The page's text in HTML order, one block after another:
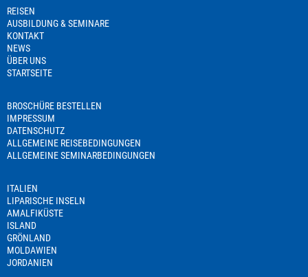
REISEN
AUSBILDUNG & SEMINARE
KONTAKT
NEWS
ÜBER UNS
STARTSEITE
BROSCHÜRE BESTELLEN
IMPRESSUM
DATENSCHUTZ
ALLGEMEINE REISEBEDINGUNGEN
ALLGEMEINE SEMINARBEDINGUNGEN
ITALIEN
LIPARISCHE INSELN
AMALFIKÜSTE
ISLAND
GRÖNLAND
MOLDAWIEN
JORDANIEN